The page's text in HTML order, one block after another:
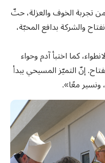
تجربة الخوف والعزلة، حثّ
والشركة بدافع المحبّة،
كما اختبأ آدم وحواء
إنّ التميّز المسيحي يبدأ
ونسير معًا».